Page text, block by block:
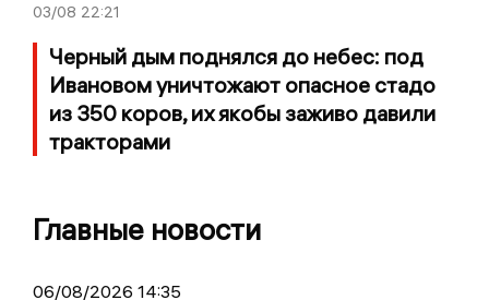
03/08 22:21
Черный дым поднялся до небес: под
Ивановом уничтожают опасное стадо
из 350 коров, их якобы заживо давили
тракторами
Главные новости
06/08/2026 14:35